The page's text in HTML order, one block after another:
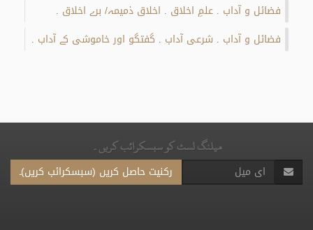
فضائل و آداب علمِ اخلاق اخلاق ذمیمہ/ برے اخلاق
فضائل و آداب شرعی آداب گفتگو اور خاموشی کے آداب
میلنگ لسٹ کو سبسکرائب کریں۔
رکنیت حاصل کریں (سبسکرائب کریں)۔